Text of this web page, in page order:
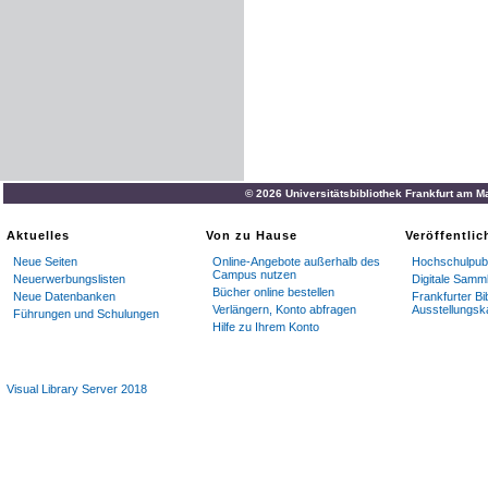
© 2026 Universitätsbibliothek Frankfurt am
Aktuelles
Neue Seiten
Neuerwerbungslisten
Neue Datenbanken
Führungen und Schulungen
Von zu Hause
Online-Angebote außerhalb des
Campus nutzen
Bücher online bestellen
Verlängern, Konto abfragen
Hilfe zu Ihrem Konto
Digitale
Frankfurter
Visual Library Server 2018